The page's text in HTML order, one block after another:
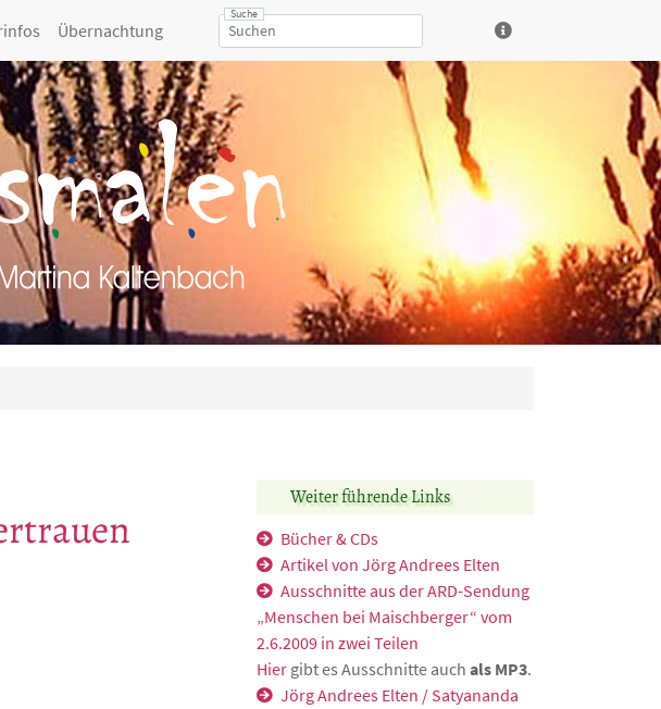
Übernachtung
Suche
Weiter führende Links
Bücher & CDs
Artikel von Jörg Andrees Elten
Ausschnitte aus der ARD-Sendung
„Menschen bei Maischberger“ vom
2.6.2009 in zwei Teilen
Hier gibt es Ausschnitte auch als MP3.
Jörg Andrees Elten / Satyananda